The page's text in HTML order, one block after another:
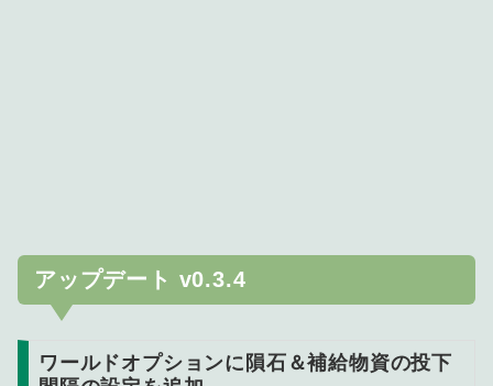
アップデート v0.3.4
ワールドオプションに隕石＆補給物資の投下